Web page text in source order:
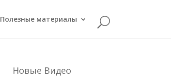
Полезные материалы
Новые Видео